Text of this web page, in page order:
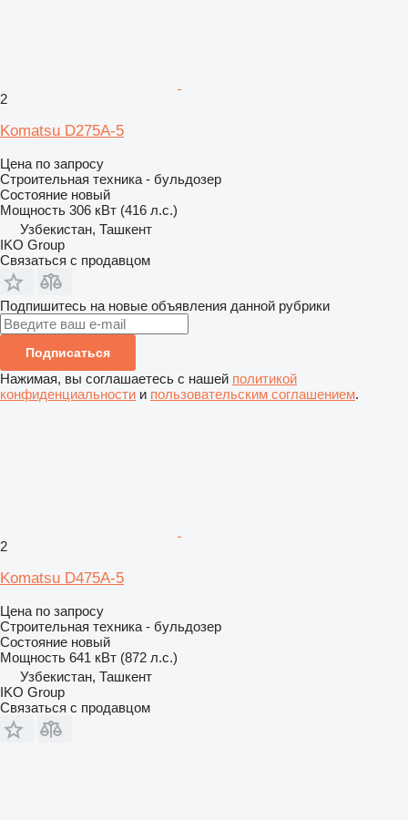
2
Komatsu D275A-5
Цена по запросу
Строительная техника - бульдозер
Состояние новый
Мощность 306 кВт (416 л.с.)
Узбекистан, Ташкент
IKO Group
Связаться с продавцом
Подпишитесь на новые объявления данной рубрики
Подписаться
Нажимая, вы соглашаетесь с нашей политикой
конфиденциальности и пользовательским соглашением.
2
Komatsu D475A-5
Цена по запросу
Строительная техника - бульдозер
Состояние новый
Мощность 641 кВт (872 л.с.)
Узбекистан, Ташкент
IKO Group
Связаться с продавцом